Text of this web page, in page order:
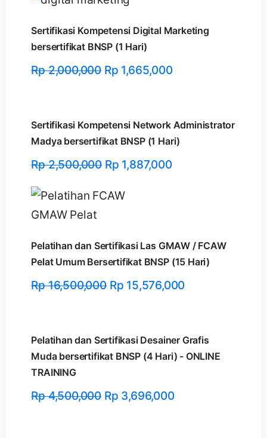
Sertifikasi Kompetensi Digital Marketing
bersertifikat BNSP (1 Hari)
Rp2,000,000 Rp 1,665,000
Sertifikasi Kompetensi Network Administrator
Madya bersertifikat BNSP (1 Hari)
Rp2,500,000 Rp 1,887,000
Pelatihan dan Sertifikasi Las GMAW / FCAW
Pelat Umum Bersertifikat BNSP (15 Hari)
Rp16,500,000 Rp 15,576,000
Pelatihan dan Sertifikasi Desainer Grafis
Muda bersertifikat BNSP (4 Hari) - ONLINE
TRAINING
Rp4,500,000 Rp 3,696,000